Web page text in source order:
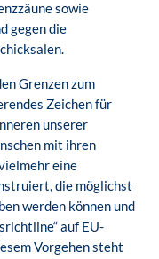
sowie
gegen die
Grenzen zum
Zeichen für
unserer
mit ihren
eine
die möglichst
werden können und
auf EU-
Vorgehen steht